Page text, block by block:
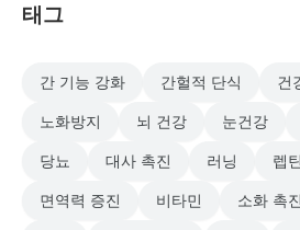
태그
간 기능 강화 간헐적 단식 건
노화방지 뇌 건강 눈건강
당뇨 대사 촉진 러닝 렙
면역력 증진 비타민 소화 촉진